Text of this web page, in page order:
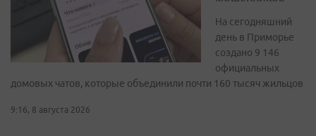
На сегодняшний
день в Приморье
создано 9 146
официальных
домовых чатов, которые объединили почти 160 тысяч жильцов
9:16, 8 августа 2026